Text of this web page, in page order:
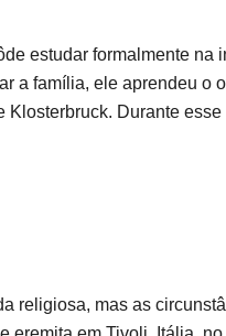
estudar formalmente
a família, ele aprendeu
Klosterbruck. Durante
religiosa, mas as